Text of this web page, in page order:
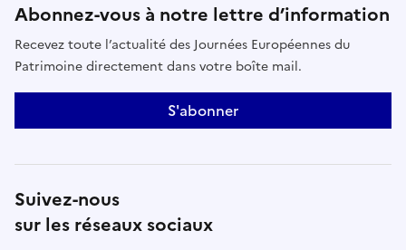
Abonnez-vous à notre lettre d’information
Recevez toute l’actualité des Journées Européennes du
Patrimoine directement dans votre boîte mail.
S'abonner
Suivez-nous
sur les réseaux sociaux